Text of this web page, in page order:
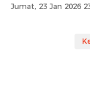
Jumat, 23 Jan 2026